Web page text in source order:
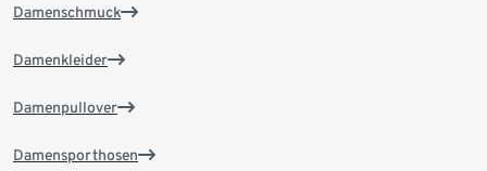
Damenschmuck
Damenkleider
Damenpullover
Damensporthosen